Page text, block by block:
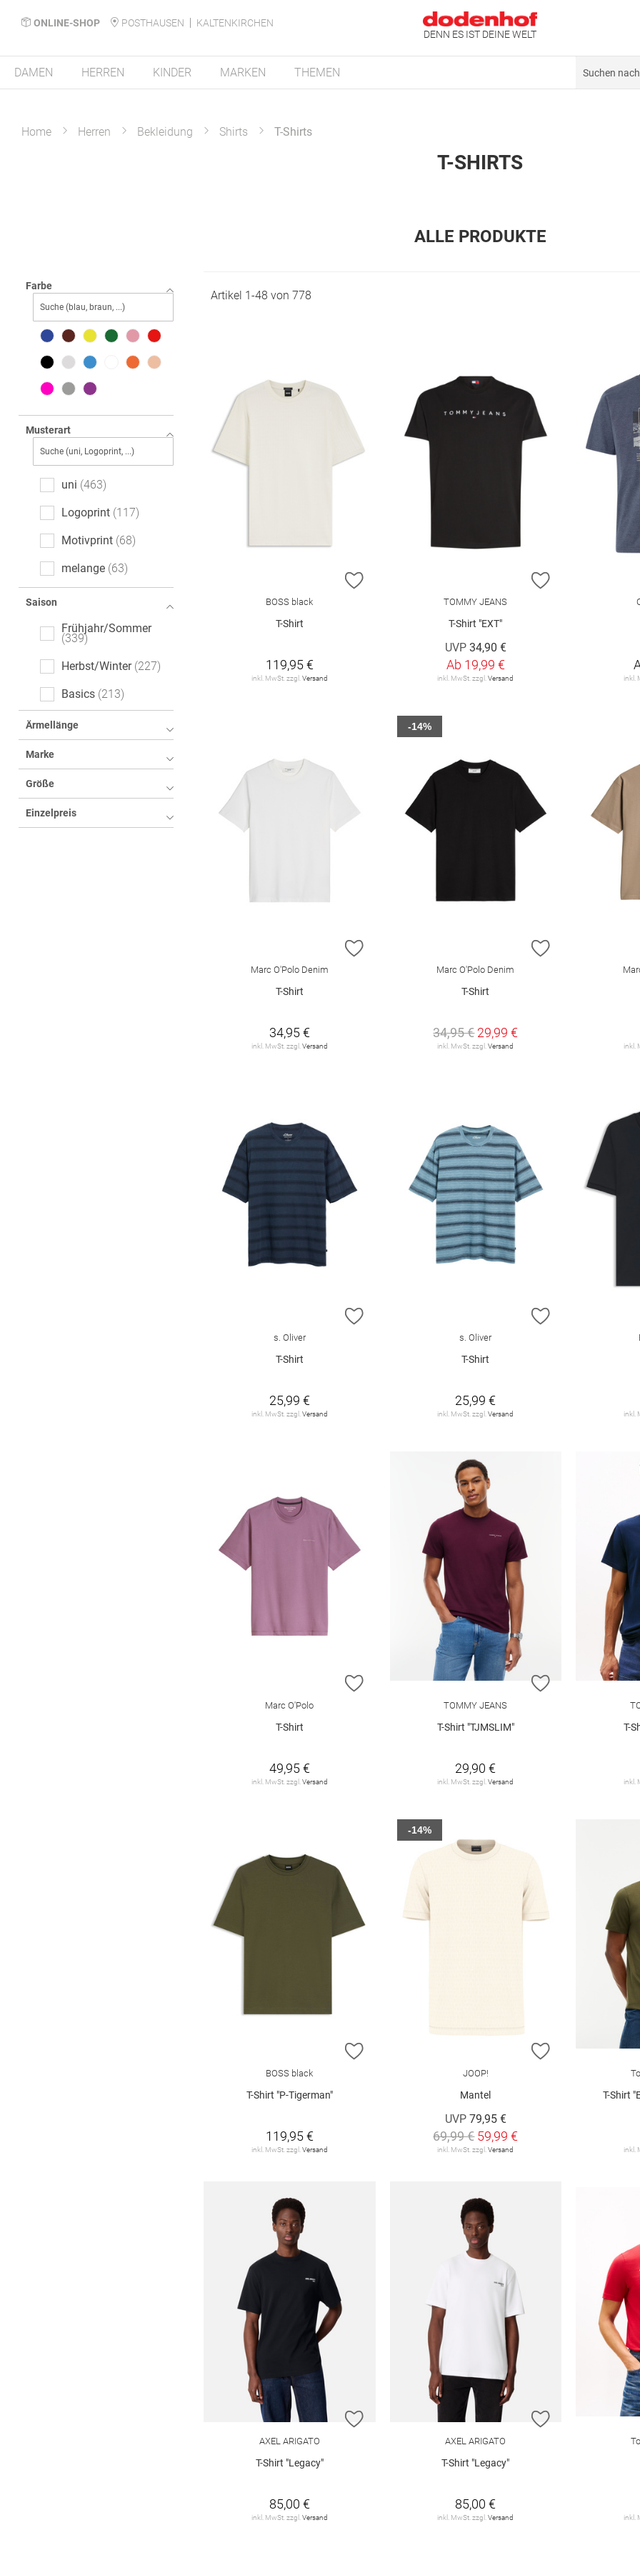
ONLINE-SHOP POSTHAUSEN
KALTENKIRCHEN
DENN ES IST DEINE WELT
DAMEN HERREN KINDER MARKEN THEMEN
Home Herren Bekleidung Shirts T-Shirts
T-SHIRTS
ALLE PRODUKTE
Farbe
Musterart
uni 463
Logoprint 117
Motivprint 68
melange 63
Mottoprint 12
Fischgrätmuster 2
Color-Blocking
Saison
Frühjahr/Sommer
339
Herbst/Winter 227
Basics 213
Ärmellänge
Marke
Größe
Einzelpreis
Artikel 1-48 von 778
ZUR WUNSCHLISTE HINZUFÜGEN
BOSS black
T-Shirt
119,95 €
inkl. MwSt. zzgl. Versand
ZUR
TOMMY JEANS
T-Shirt "EXT"
UVP 34,90 €
Ab 19,99 €
inkl. MwSt. zzgl.Versand inkl.
ZUR WUNSCHLISTE HINZUFÜGEN
Marc O'Polo Denim
T-Shirt
34,95 €
inkl. MwSt. zzgl. Versand
ZUR
Marc O'Polo Denim
T-Shirt
34,95 € 29,99 €
inkl. MwSt. zzgl.Versand
-14%
inkl.
ZUR WUNSCHLISTE HINZUFÜGEN
s. Oliver
T-Shirt
25,99 €
inkl. MwSt. zzgl. Versand
ZUR
s. Oliver
T-Shirt
25,99 €
inkl. MwSt. zzgl.Versand inkl.
ZUR WUNSCHLISTE HINZUFÜGEN
Marc O'Polo
T-Shirt
49,95 €
inkl. MwSt. zzgl. Versand
ZUR
TOMMY JEANS
T-Shirt "TJMSLIM"
29,90 €
inkl. MwSt. zzgl.Versand
T-
inkl.
ZUR WUNSCHLISTE HINZUFÜGEN
BOSS black
T-Shirt "P-Tigerman"
119,95 €
inkl. MwSt. zzgl. Versand
ZUR
JOOP!
Mantel
UVP 79,95 €
69,99 € 59,99 €
inkl. MwSt. zzgl.Versand
-14%
T-Shirt
inkl.
ZUR WUNSCHLISTE HINZUFÜGEN
AXEL ARIGATO
T-Shirt "Legacy"
85,00 €
inkl. MwSt. zzgl. Versand
ZUR
AXEL ARIGATO
T-Shirt "Legacy"
85,00 €
inkl. MwSt. zzgl.Versand inkl.